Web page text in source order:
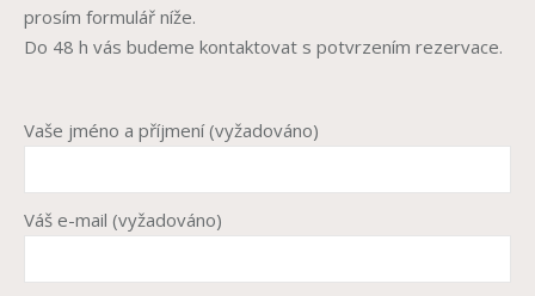
prosím formulář níže.
Do 48 h vás budeme kontaktovat s potvrzením rezervace.
Vaše jméno a příjmení (vyžadováno)
Váš e-mail (vyžadováno)